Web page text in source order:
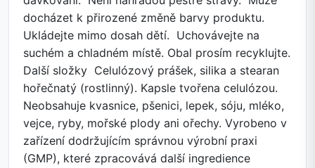
docházet k přirozené změně barvy produktu.
Ukládejte mimo dosah dětí. Uchovávejte na
suchém a chladném místě. Obal prosím recyklujte.
Další složky Celulózový prášek, silika a stearan
hořečnatý (rostlinný). Kapsle tvořena celulózou.
Neobsahuje kvasnice, pšenici, lepek, sóju, mléko,
vejce, ryby, mořské plody ani ořechy. Vyrobeno v
zařízení dodržujícím správnou výrobní praxi
(GMP), které zpracovává další ingredience